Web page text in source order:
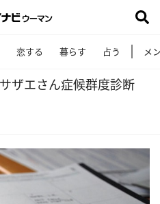
恋する 暮らす 占う メ
ザエさん症候群度診断